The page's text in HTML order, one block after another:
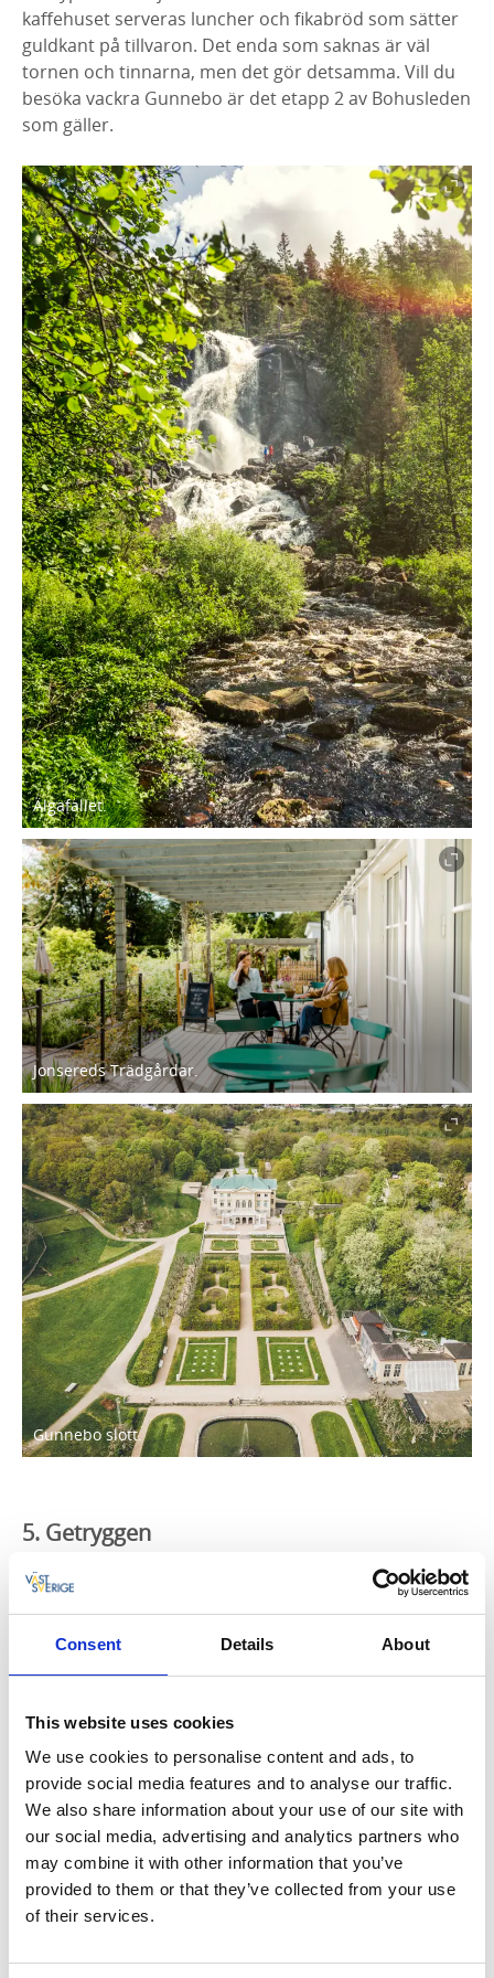
Consent Details About
This website uses cookies
We use cookies to personalise content and ads, to
provide social media features and to analyse our traffic.
We also share information about your use of our site with
our social media, advertising and analytics partners who
may combine it with other information that you’ve
provided to them or that they’ve collected from your use
of their services.
kaffehuset serveras luncher och fikabröd som sätter
guldkant på tillvaron. Det enda som saknas är väl
tornen och tinnarna, men det gör detsamma. Vill du
besöka vackra Gunnebo är det etapp 2 av Bohusleden
som gäller.
Älgafallet.
Jonsereds Trädgårdar.
Gunnebo slott.
5. Getryggen
Det sägs att de bästa sakerna i livet kräver en viss
ansträngning. Att uppleva Getryggen är inget
pulshöjande, men snacka om att belöningen är
mödan värd. En klar dag ser du bort över Göteborgs
Instagrampaus! Getryggen ligger strax väster om
motionsområdet Skatås utanför Göteborg, på
Bohusleden etapp 3.
6. Bohus fästning
Även om Bohusleden till stor del består av